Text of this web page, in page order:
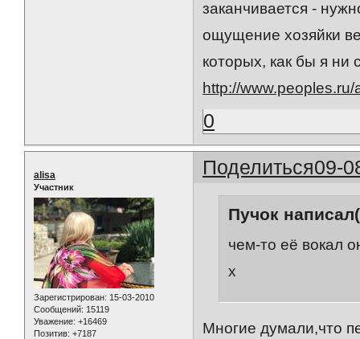
заканчивается -
ощущение хозяйки
которых, как бы я ни
http://
0
Поделиться09-
alisa
Участник
Зарегистрирован: 15-03-2010
Сообщений: 15119
Уважение: +16469
Позитив: +7187
Пучок
чем-то её вокал
х
Многие думали,что